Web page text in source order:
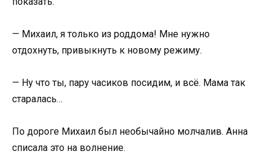
— Михаил, я только из роддома! Мне нужно
отдохнуть, привыкнуть к новому режиму.
— Ну что ты, пару часиков посидим, и всё. Мама так
старалась…
По дороге Михаил был необычайно молчалив. Анна
списала это на волнение.